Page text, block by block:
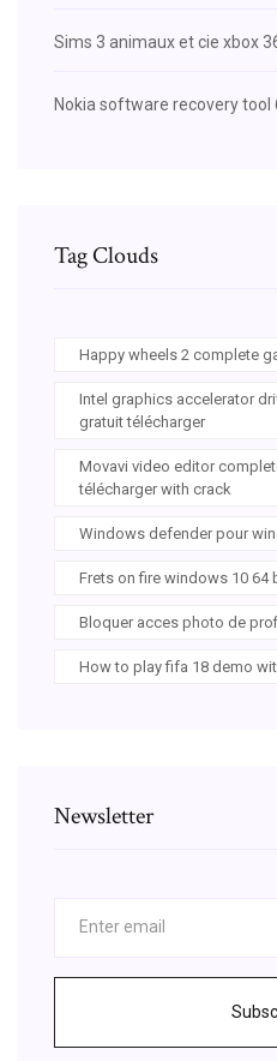
Sims 3 animaux et cie xbox
Nokia software recovery
Tag Clouds
Happy wheels 2 complete
Intel graphics accelerator
gratuit télécharger
Movavi video editor
télécharger with crack
Windows defender pour
Frets on fire windows 10 64
Bloquer acces photo de
How to play fifa 18 demo
Newsletter